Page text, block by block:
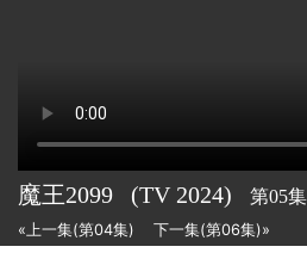
魔王2099 (TV 2024) 第05集
«上一集(第04集) 下一集(第06集)»